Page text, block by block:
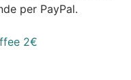
per PayPal.
2€